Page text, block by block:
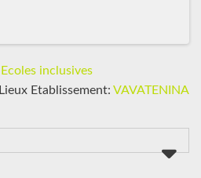
Ecoles inclusives
Lieux Etablissement: VAVATENINA